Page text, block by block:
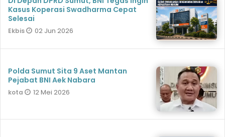
Kasus Koperasi Swadharma Cepat
Selesai
Ekbis 02 Jun 2026
Polda Sumut Sita 9 Aset Mantan
Pejabat BNI Aek Nabara
kota 12 Mei 2026